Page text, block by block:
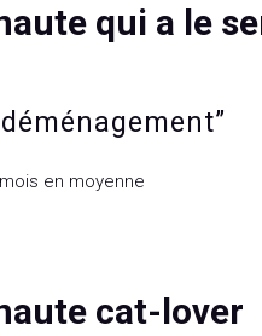
qui a le
en moyenne
cat-lover